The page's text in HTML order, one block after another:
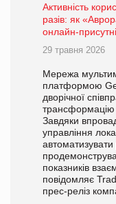
Активність
разів: як
онлайн-
29 травня 2026
Мережа
платформою
дворічної
трансформацію
Завдяки
управління
показників
повідомляє
прес-реліз